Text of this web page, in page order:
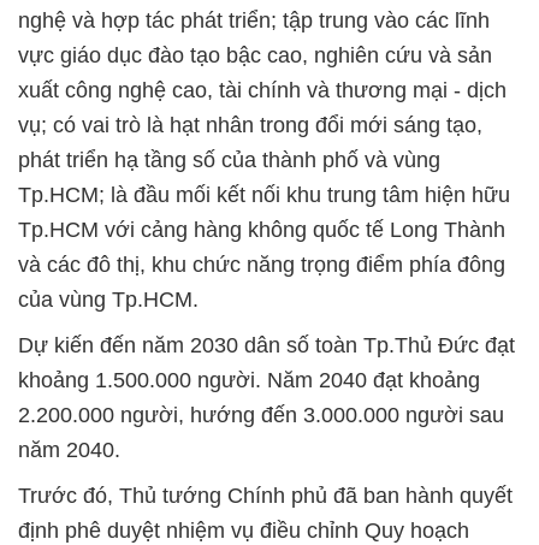
nghệ và hợp tác phát triển; tập trung vào các lĩnh
vực giáo dục đào tạo bậc cao, nghiên cứu và sản
xuất công nghệ cao, tài chính và thương mại - dịch
vụ; có vai trò là hạt nhân trong đổi mới sáng tạo,
phát triển hạ tầng số của thành phố và vùng
Tp.HCM; là đầu mối kết nối khu trung tâm hiện hữu
Tp.HCM với cảng hàng không quốc tế Long Thành
và các đô thị, khu chức năng trọng điểm phía đông
của vùng Tp.HCM.
Dự kiến đến năm 2030 dân số toàn Tp.Thủ Đức đạt
khoảng 1.500.000 người. Năm 2040 đạt khoảng
2.200.000 người, hướng đến 3.000.000 người sau
năm 2040.
Trước đó, Thủ tướng Chính phủ đã ban hành quyết
định phê duyệt nhiệm vụ điều chỉnh Quy hoạch